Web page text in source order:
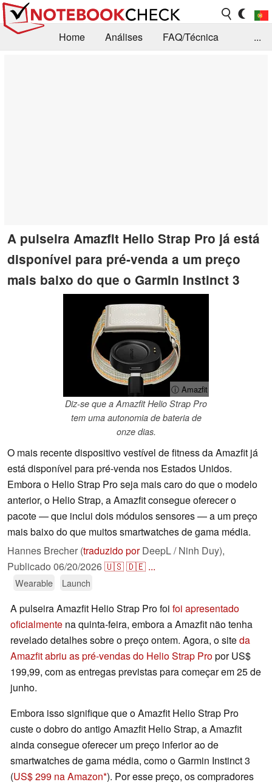
Home Análises
FAQ/Técnica
...
A pulseira Amazfit Helio Strap Pro já está
disponível para pré-venda a um preço
mais baixo do que o Garmin Instinct 3
ⓘ Amazfit
Diz-se que a Amazfit Helio Strap Pro
tem uma autonomia de bateria de
onze dias.
O mais recente dispositivo vestível de fitness da Amazfit já
está disponível para pré-venda nos Estados Unidos.
Embora o Helio Strap Pro seja mais caro do que o modelo
anterior, o Helio Strap, a Amazfit consegue oferecer o
pacote — que inclui dois módulos sensores — a um preço
mais baixo do que muitos smartwatches de gama média.
Hannes Brecher (traduzido porDeepL / Ninh Duy),
Publicado 06/20/2026🇺🇸🇩🇪 ...
Wearable Launch
A pulseira Amazfit Helio Strap Pro foi foi apresentado
oficialmente na quinta-feira, embora a Amazfit não tenha
revelado detalhes sobre o preço ontem. Agora, o siteda
Amazfit abriu as pré-vendas do Helio Strap Propor US$
199,99, com as entregas previstas para começar em 25 de
junho.
Embora isso signifique que o Amazfit Helio Strap Pro
custe o dobro do antigo Amazfit Helio Strap, a Amazfit
ainda consegue oferecer um preço inferior ao de
smartwatches de gama média, como o Garmin Instinct 3
(US$ 299 na Amazon ). Por esse preço, os compradores